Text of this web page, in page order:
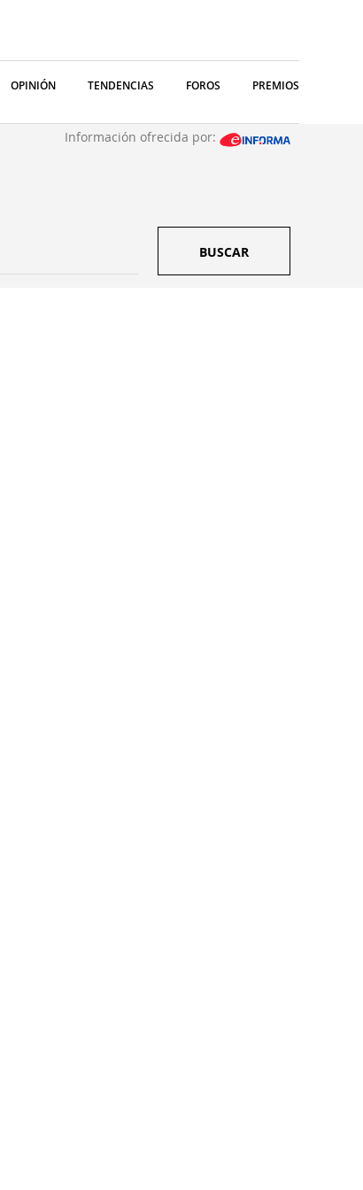
OPINIÓN TENDENCIAS FOROS PREMIOS
Información ofrecida por:
BUSCAR